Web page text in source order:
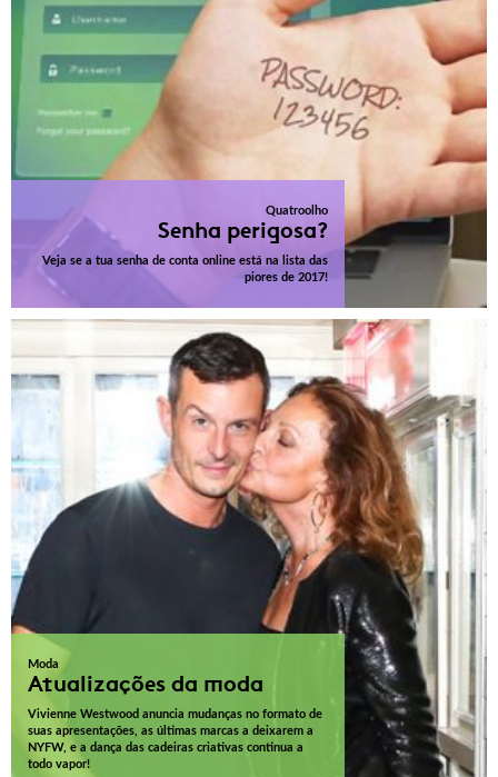
Quatroolho
Senha perigosa?
Veja se a tua senha de conta online está na lista das
piores de 2017!
Moda
Atualizações da moda
Vivienne Westwood anuncia mudanças no formato de
suas apresentações, as últimas marcas a deixarem a
NYFW, e a dança das cadeiras criativas continua a
todo vapor!